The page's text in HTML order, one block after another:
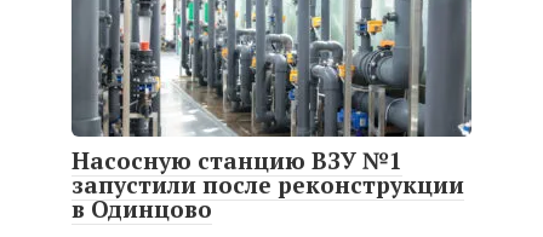
Насосную станцию ВЗУ №1
запустили после реконструкции
в Одинцово